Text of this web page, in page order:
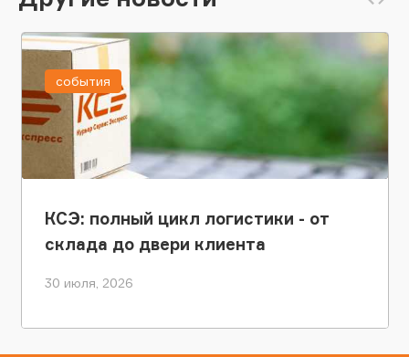
КСЭ: полный цикл логистики - от
склада до двери клиента
30 июля, 2026
события